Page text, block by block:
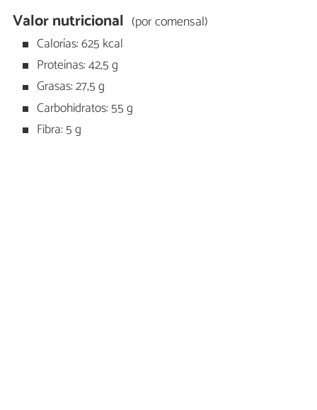
Valor nutricional (por comensal)
Calorías: 625 kcal
Proteínas: 42,5 g
Grasas: 27,5 g
Carbohidratos: 55 g
Fibra: 5 g